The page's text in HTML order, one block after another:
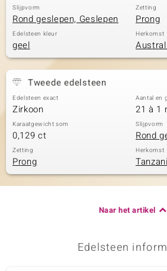
Slijpvorm
Rond geslepen, Geslepen
Zetting
Prong
Edelsteen kleur
geel
Herkomst
Tweede edelsteen
Edelsteen exact
Zirkoon
Aantal en
21 à 1
Karaatgewicht som
0,129 ct
Slijpvorm
Rond
Zetting
Prong
Herkomst
Naar het artikel
Edelsteen